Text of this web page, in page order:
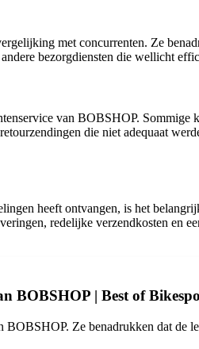
met concurrenten. Ze
bezorgdiensten die wellicht
van BOBSHOP.
die niet adequaat
heeft ontvangen, is het
redelijke verzendkosten en
BOBSHOP | Best of
Ze benadrukken dat